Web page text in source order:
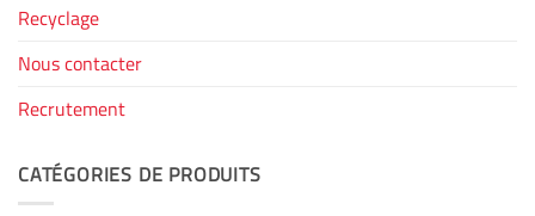
Recyclage
Nous contacter
Recrutement
CATÉGORIES DE PRODUITS